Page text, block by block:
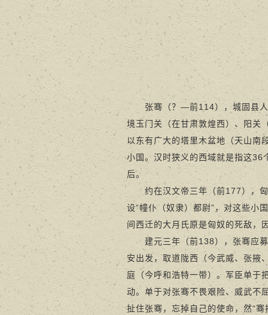
张骞（？—前114），城固县人
境玉门关（在甘肃敦煌西）、阳关
以东有广大的塔里木盆地（天山南
小国。汉时狭义的西域就是指这36
后。
约在汉文帝三年（前177），匈
设“幢仆（奴隶）都尉”，对这些小
间西迁的大月氏原是匈奴的死敌，
建元三年（前138），张骞应募
安出发，取道陇西（今武威、张掖
庭（今呼和浩特一带）。军臣单于
动。单于对张骞不畏艰险、威武不
扯住张骞，忘掉自己的使命，然“